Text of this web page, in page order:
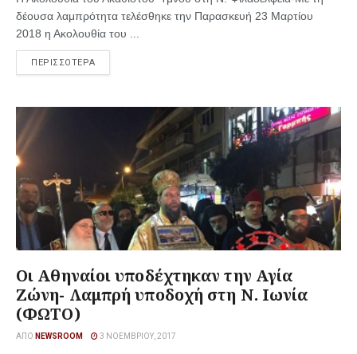
δέουσα λαμπρότητα τελέσθηκε την Παρασκευή 23 Μαρτίου
2018 η Ακολουθία του ...
ΠΕΡΙΣΣΟΤΕΡΑ
Οι Αθηναίοι υποδέχτηκαν την Αγία
Ζώνη- Λαμπρή υποδοχή στη Ν. Ιωνία
(ΦΩΤΟ)
ΑΠΌ NEWSROOM 3 ΝΟΕΜΒΡΊΟΥ, 2017